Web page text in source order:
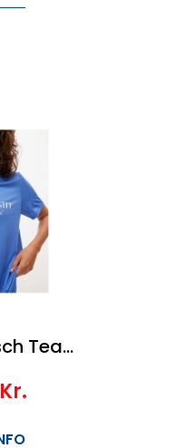
Logo Tee
Kr.